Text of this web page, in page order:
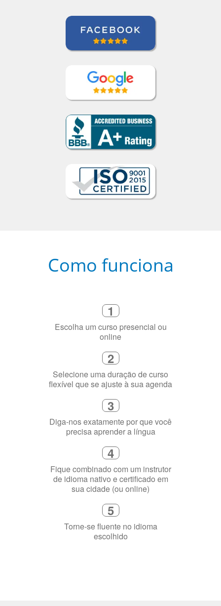
Como funciona
1
Escolha um curso presencial ou
2
Selecione uma duração de curso
3
Diga-nos exatamente por que você
4
Fique combinado com um instrutor
de idioma nativo e certificado em
5
Torne-se fluente no idioma